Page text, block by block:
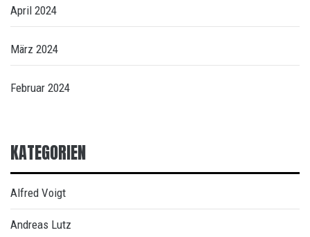
April 2024
März 2024
Februar 2024
KATEGORIEN
Alfred Voigt
Andreas Lutz